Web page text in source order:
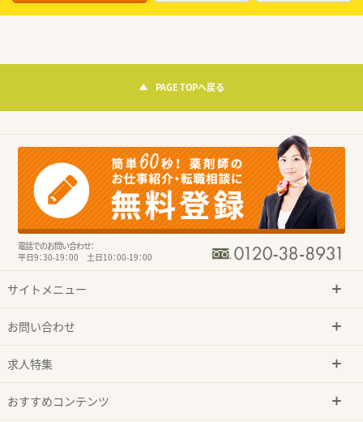
PAGE TOPへ戻る
電話でのお問い合わせ：
平日9：30-19：00 土日10：00-19：00
サイトメニュー
お問い合わせ
求人特集
おすすめコンテンツ